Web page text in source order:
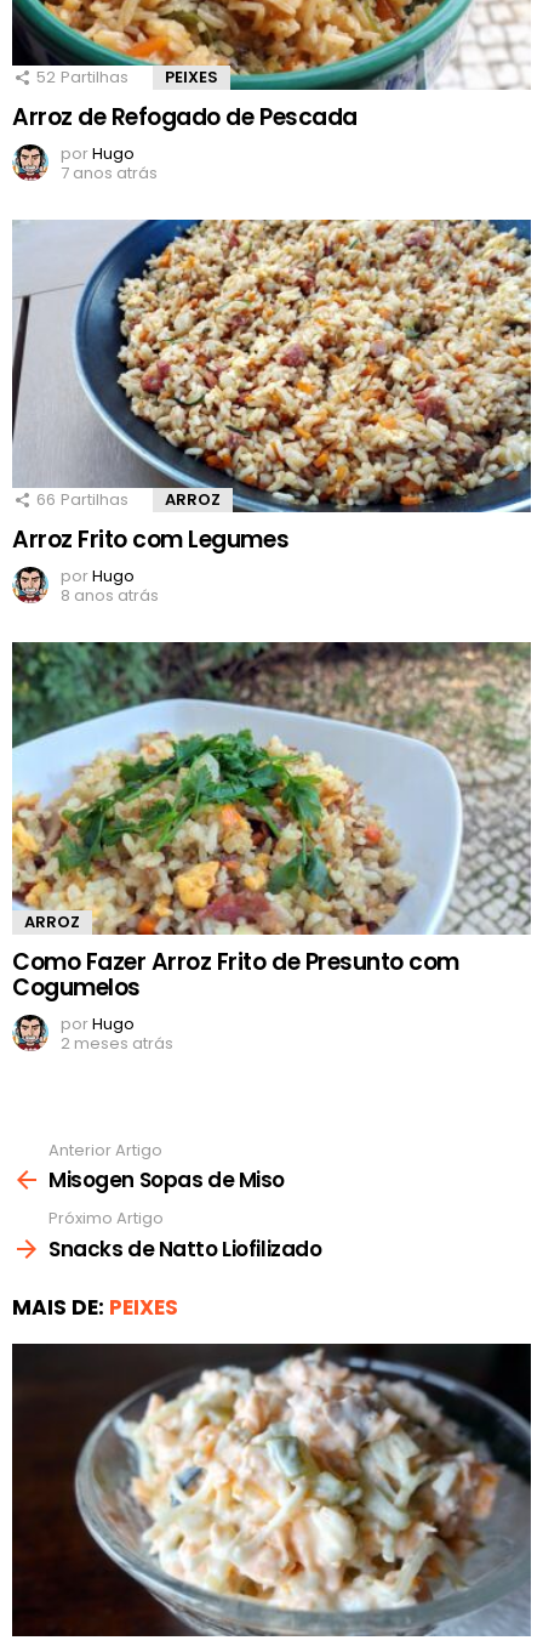
52 Partilhas PEIXES
Arroz de Refogado de Pescada
porHugo
7 anos atrás
66 Partilhas ARROZ
Arroz Frito com Legumes
porHugo
8 anos atrás
ARROZ
Como Fazer Arroz Frito de Presunto com
Cogumelos
porHugo
2 meses atrás
mais
Anterior Artigo
Misogen Sopas de Miso
Próximo Artigo
Snacks de Natto Liofilizado
MAIS DE: PEIXES